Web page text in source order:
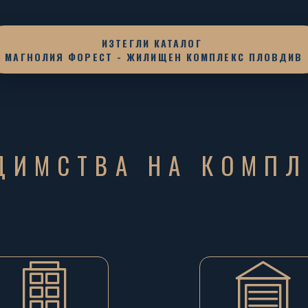
ИЗТЕГЛИ КАТАЛОГ
МАГНОЛИЯ ФОРЕСТ - ЖИЛИЩЕН КОМПЛЕКС ПЛОВДИВ
НА